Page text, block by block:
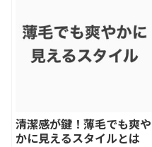
清潔感が鍵！薄毛でも爽や
かに見えるスタイルとは